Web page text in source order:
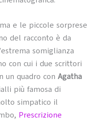
e le piccole sorprese
del racconto è da
somiglianza
con cui i due scrittori
quadro con Agatha
più famosa di
simpatico il
Prescrizione